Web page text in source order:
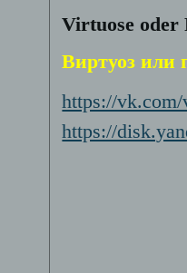
Virtuose
Виртуоз или
https://vk.com/
https://